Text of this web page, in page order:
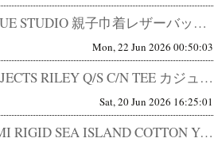
TRIALOGUE STUDIO 親子巾着レザーバッグ Lampa別注 ほぼ自分のため。巾着を、ここまで本気で作る。 正...
Mon, 22 Jun 2026 00:50:03
PERS PROJECTS RILEY Q/S C/N TEE カジュアルだけど、品がある。 都市型ベースボールTEE。...
Sat, 20 Jun 2026 16:25:01
YONETOMI RIGID SEA ISLAND COTTON YOKO-MARUDO KNIT TEE 世界最高品質...